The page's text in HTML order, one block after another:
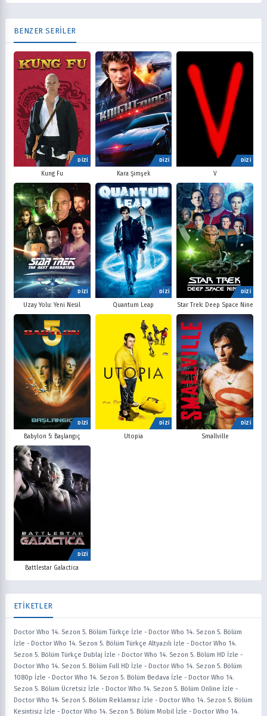
BENZER SERİLER
DİZİ
Kung Fu
DİZİ
Kara Şimşek
DİZİ
V
DİZİ
Uzay Yolu: Yeni Nesil
DİZİ
Quantum Leap
DİZİ
Star Trek: Deep Space Nine
DİZİ
Babylon 5: Başlangıç
DİZİ
Utopia
DİZİ
Smallville
DİZİ
Battlestar Galactica
ETİKETLER
Doctor Who 14. Sezon 5. Bölüm Türkçe İzle - Doctor Who 14. Sezon 5. Bölüm
İzle - Doctor Who 14. Sezon 5. Bölüm Türkçe Altyazılı İzle - Doctor Who 14.
Sezon 5. Bölüm Türkçe Dublaj İzle - Doctor Who 14. Sezon 5. Bölüm HD İzle -
Doctor Who 14. Sezon 5. Bölüm Full HD İzle - Doctor Who 14. Sezon 5. Bölüm
1080p İzle - Doctor Who 14. Sezon 5. Bölüm Bedava İzle - Doctor Who 14.
Sezon 5. Bölüm Ücretsiz İzle - Doctor Who 14. Sezon 5. Bölüm Online İzle -
Doctor Who 14. Sezon 5. Bölüm Reklamsız İzle - Doctor Who 14. Sezon 5. Bölüm
Kesintisiz İzle - Doctor Who 14. Sezon 5. Bölüm Mobil İzle - Doctor Who 14.